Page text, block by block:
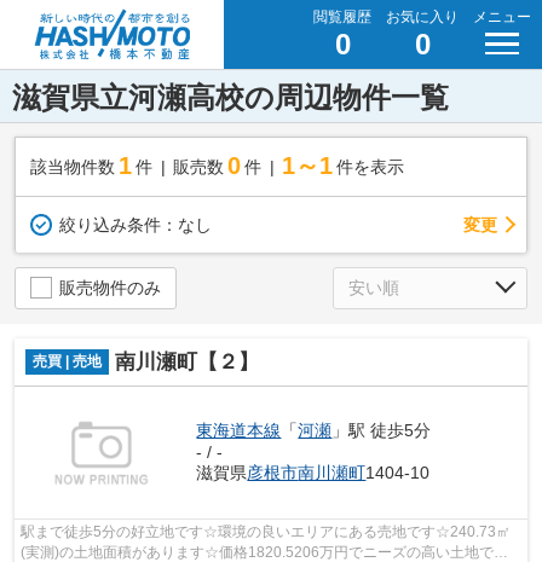
閲覧履歴
0
お気に入り
0
メニュー
滋賀県立河瀬高校の周辺物件一覧
該当物件数 1件 販売数 0 件 1～1 件を表示
絞り込み条件： なし 変更
販売物件のみ
売買 | 売地 南川瀬町【２】
東海道本線 「河瀬 」駅 徒歩5分
- / -
滋賀県彦根市南川瀬町1404-10
駅まで徒歩5分の好立地です☆環境の良いエリアにある売地です☆240.73㎡
(実測)の土地面積があります☆価格1820.5206万円でニーズの高い土地です